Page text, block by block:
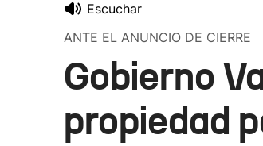
Escuchar
ANTE EL ANUNCIO DE CIERRE
Gobierno
propiedad